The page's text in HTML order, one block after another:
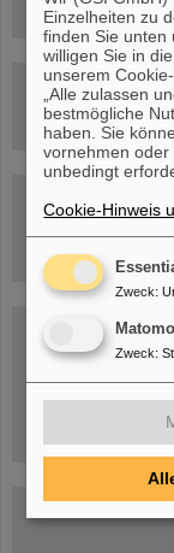
Blog Beam On
Einzelheiten zu
finden Sie
willigen Sie in
unserem
„Alle zulassen
bestmögliche
haben. Sie
vornehmen oder
unbedingt
Cookie-Hinweis
Zweck:
Matomo
Zweck: